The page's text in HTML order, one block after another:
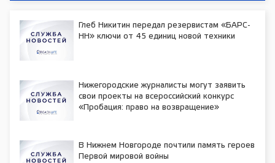
Глеб Никитин передал резервистам «БАРС-
НН» ключи от 45 единиц новой техники
Нижегородские журналисты могут заявить
свои проекты на всероссийский конкурс
«Пробация: право на возвращение»
В Нижнем Новгороде почтили память героев
Первой мировой войны